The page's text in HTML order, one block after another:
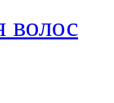
волос